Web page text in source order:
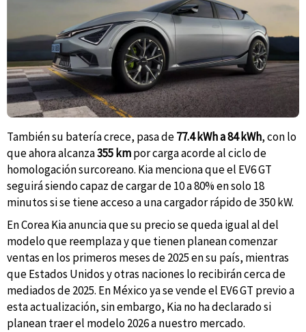
También su batería crece, pasa de77.4 kWh a 84 kWh, con lo
que ahora alcanza355 kmpor carga acorde al ciclo de
homologación surcoreano. Kia menciona que el EV6 GT
seguirá siendo capaz de cargar de 10 a 80% en solo 18
minutos si se tiene acceso a una cargador rápido de 350 kW.
En Corea Kia anuncia que su precio se queda igual al del
modelo que reemplaza y que tienen planean comenzar
ventas en los primeros meses de 2025 en su país, mientras
que Estados Unidos y otras naciones lo recibirán cerca de
mediados de 2025. En México ya se vende el EV6 GT previo a
esta actualización, sin embargo, Kia no ha declarado si
planean traer el modelo 2026 a nuestro mercado.